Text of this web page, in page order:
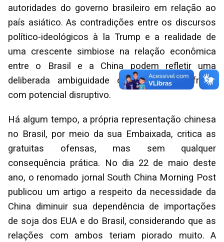
autoridades do governo brasileiro em relação ao
país asiático. As contradições entre os discursos
político-ideológicos à la Trump e a realidade de
uma crescente simbiose na relação econômica
entre o Brasil e a China podem refletir uma
deliberada ambiguidade ou uma esquizofrenia
com potencial disruptivo.
Há algum tempo, a própria representação chinesa
no Brasil, por meio da sua Embaixada, critica as
gratuitas ofensas, mas sem qualquer
consequência prática. No dia 22 de maio deste
ano, o renomado jornal South China Morning Post
publicou um artigo a respeito da necessidade da
China diminuir sua dependência de importações
de soja dos EUA e do Brasil, considerando que as
relações com ambos teriam piorado muito. A